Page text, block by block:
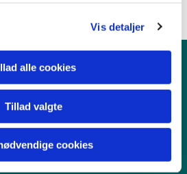
Vis detaljer
alle cookies
Tillad valgte
cookies